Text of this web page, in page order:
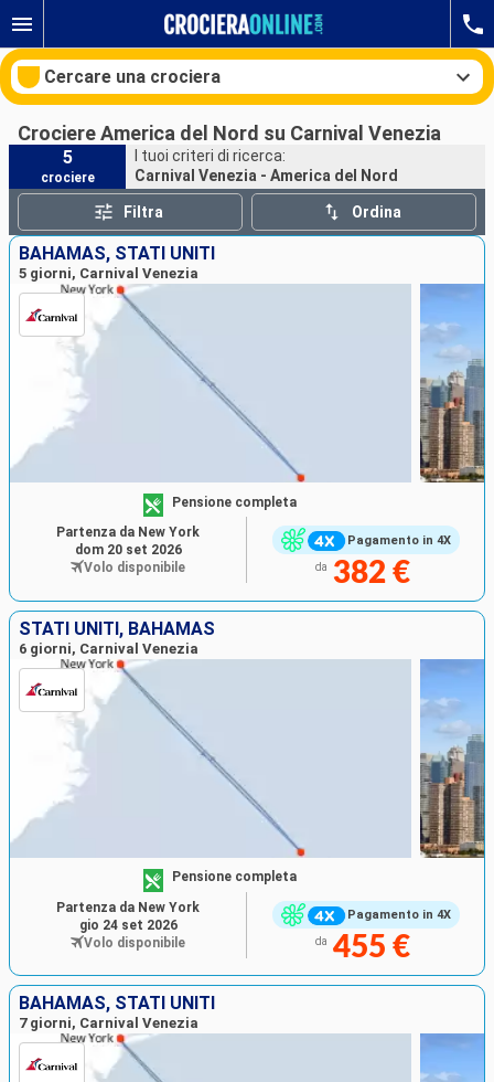
Cercare una crociera
Le nostre destinazioni
Mesi di partenza
Porti
Crociere America del Nord su Carnival Venezia
5
crociere
I tuoi criteri di ricerca:
Carnival Venezia - America del Nord
Filtra Ordina
BAHAMAS, STATI UNITI
5 giorni, Carnival Venezia
Pagamento in 4X
Pensione completa
da 382 €
Partenza da New York
dom 20 set 2026
Volo disponibile
STATI UNITI, BAHAMAS
6 giorni, Carnival Venezia
Pagamento in 4X
Pensione completa
da 455 €
Partenza da New York
gio 24 set 2026
Volo disponibile
BAHAMAS, STATI UNITI
7 giorni, Carnival Venezia